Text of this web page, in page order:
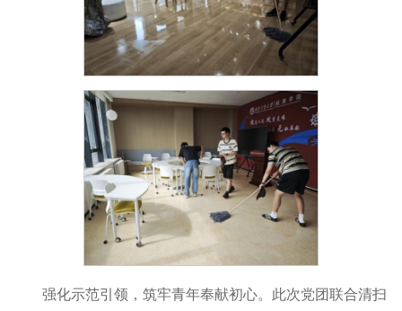
强化示范引领，筑牢青年奉献初心。此次党团联合清扫